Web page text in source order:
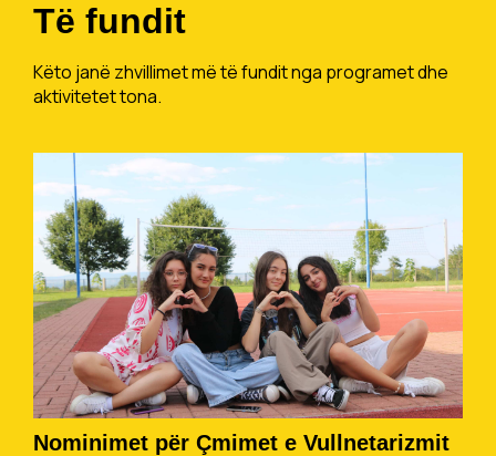
Të fundit
Këto janë zhvillimet më të fundit nga programet dhe
aktivitetet tona.
Nominimet për Çmimet e Vullnetarizmit